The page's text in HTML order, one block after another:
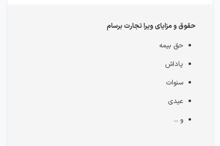
حقوق و مزایای ویرا تجارت برسام
حق بیمه
پاداش
سنوات
عیدی
و ...